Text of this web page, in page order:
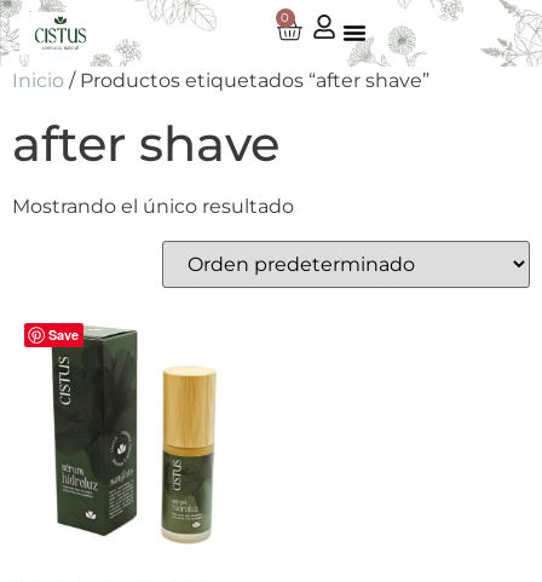
0
Inicio / Productos etiquetados “after shave”
after shave
Mostrando el único resultado
Save